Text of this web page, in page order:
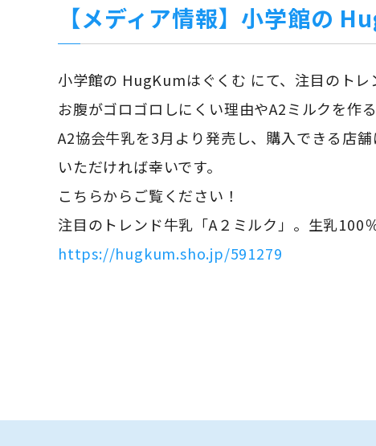
【メディア情報】小学館の
小学館の HugKumはぐくむ にて、注目のトレ
お腹がゴロゴロしにくい理由やA2ミルクを作
A2協会牛乳を3月より発売し、購入できる店
いただければ幸いです。
こちらからご覧ください！
注目のトレンド牛乳「A２ミルク」。生乳100
https://hugkum.sho.jp/591279